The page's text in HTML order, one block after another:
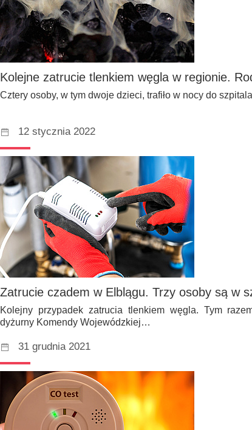
Kolejne zatrucie tlenkiem węgla w regionie.
Cztery osoby, w tym dwoje dzieci, trafiło w nocy do
12 stycznia 2022
Zatrucie czadem w Elblągu. Trzy osoby są w
Kolejny przypadek zatrucia tlenkiem węgla. Tym
dyżurny Komendy Wojewódzkiej…
31 grudnia 2021